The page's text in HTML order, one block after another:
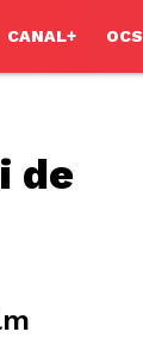
CANAL+ OCS
de